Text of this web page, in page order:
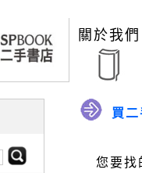
關於我們
買
您要找